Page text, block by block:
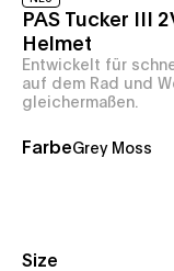
PAS Tucker III
Helmet
Entwickelt für
auf dem Rad und
gleichermaßen.
FarbeGrey Moss
Size